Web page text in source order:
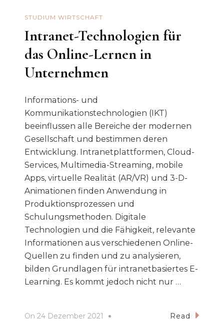
STUDIUM WIRTSCHAFT
Intranet-Technologien für
das Online-Lernen in
Unternehmen
Informations- und
Kommunikationstechnologien (IKT)
beeinflussen alle Bereiche der modernen
Gesellschaft und bestimmen deren
Entwicklung. Intranetplattformen, Cloud-
Services, Multimedia-Streaming, mobile
Apps, virtuelle Realität (AR/VR) und 3-D-
Animationen finden Anwendung in
Produktionsprozessen und
Schulungsmethoden. Digitale
Technologien und die Fähigkeit, relevante
Informationen aus verschiedenen Online-
Quellen zu finden und zu analysieren,
bilden Grundlagen für intranetbasiertes E-
Learning. Es kommt jedoch nicht nur …
On 24 Dezember 2021 Read